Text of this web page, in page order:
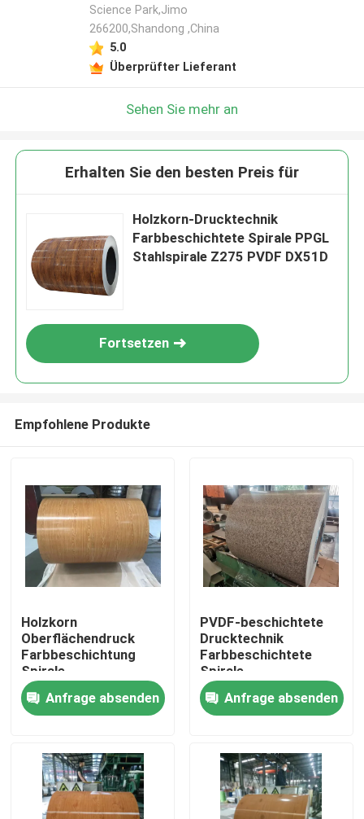
Zu Hause
Produkte
Über uns
Science Park,Jimo
266200,Shandong ,China
5.0
Überprüfter Lieferant
Sehen Sie mehr an
Erhalten Sie den besten Preis für
Holzkorn-Drucktechnik
Farbbeschichtete Spirale PPGL
Stahlspirale Z275 PVDF DX51D
Fortsetzen
Empfohlene Produkte
Holzkorn
Oberflächendruck
Farbbeschichtung
Spirale
Anfrage absenden
PVDF-beschichtete
Drucktechnik
Farbbeschichtete
Spirale
Anfrage absenden